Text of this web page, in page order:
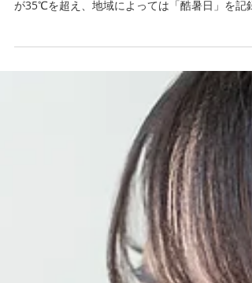
多くの学校で夏休みに入りましたが、みなさんい
が35℃を超え、地域によっては「酷暑日」を記録
おります。 体調にはくれぐれもお気をつけいただ
き、元気に夏休みをお過ごしください。 夏休みは
イベントが多く、近隣の小学校でも夏祭りが開催
されたり、8月1日には芦屋サマーカーニバルが予
定されていたりと楽しみもいっぱいですね。 個別
指導イールート「夏期講習 入試対策特訓講座」の
講習の特別講座を実施します！ ◆7月31日(金)、8
月1日(土) 高校入試対策特訓講座 ◆8月7日(金)
月8日(土) 大学入試対策特訓講座